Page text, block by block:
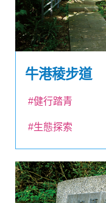
牛港稜步道
#健行踏青
#生態探索